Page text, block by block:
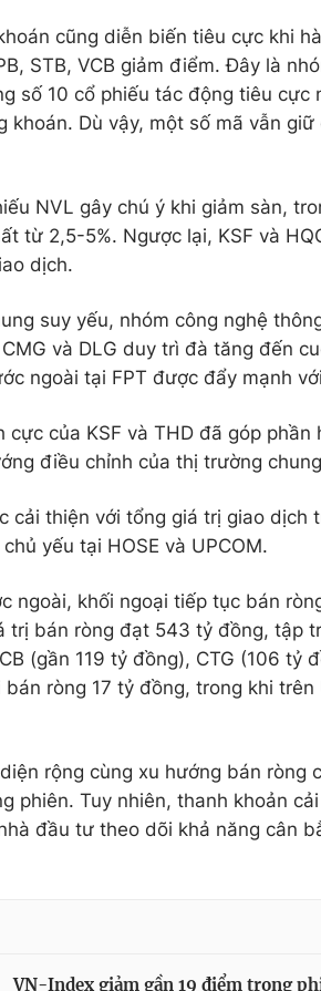
cũng diễn biến tiêu cực khi
STB, VCB giảm điểm. Đây là
số 10 cổ phiếu tác động tiêu
khoán. Dù vậy, một số mã vẫn
NVL gây chú ý khi giảm sàn,
từ 2,5-5%. Ngược lại, KSF và
dịch.
suy yếu, nhóm công nghệ
và DLG duy trì đà tăng đến
ngoài tại FPT được đẩy mạnh
cực của KSF và THD đã góp phần
điều chỉnh của thị trường
cải thiện với tổng giá trị giao dịch
yếu tại HOSE và UPCOM.
ngoài, khối ngoại tiếp tục bán
trị bán ròng đạt 543 tỷ đồng, tập
(gần 119 tỷ đồng), CTG (106 tỷ
ròng 17 tỷ đồng, trong khi trên
rộng cùng xu hướng bán ròng
phiên. Tuy nhiên, thanh khoản
đầu tư theo dõi khả năng cân
VN-Index giảm gần 19 điểm trong